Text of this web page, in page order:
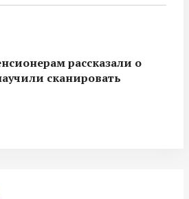
рассказали о
сканировать